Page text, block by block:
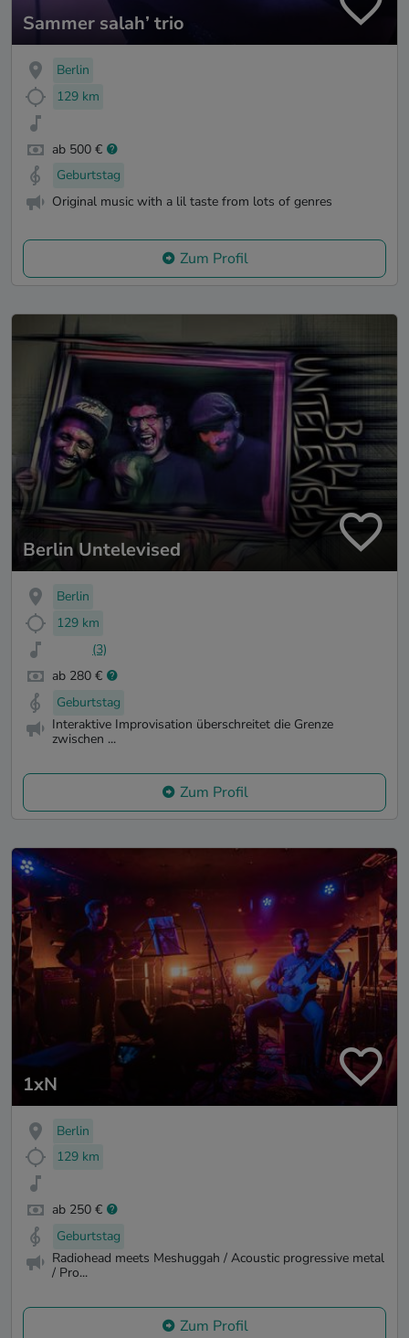
Sammer salah’ trio
Berlin
129 km
ab 500 €
Geburtstag
Original music with a lil taste from lots of genres
Zum Profil
Berlin Untelevised
Berlin
129 km
(3)
ab 280 €
Geburtstag
Interaktive Improvisation überschreitet die Grenze
zwischen ...
Zum Profil
1xN
Berlin
129 km
ab 250 €
Geburtstag
Radiohead meets Meshuggah / Acoustic progressive metal
/ Pro...
Zum Profil